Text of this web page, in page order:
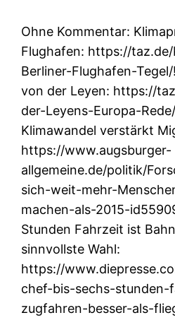
Ohne Kommentar:
Flughafen: https://
Berliner-Flughafen-
von der Leyen: https://
der-Leyens-Europa-
Klimawandel verstärkt
https://www.augsburger-
allgemeine.de/politik/
sich-weit-mehr-
machen-als-2015-
Stunden Fahrzeit ist
sinnvollste Wahl:
https://
chef-bis-sechs-
zugfahren-besser-als-